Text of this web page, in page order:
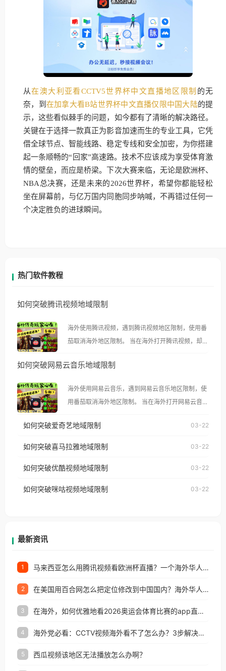
从在澳大利亚看CCTV5世界杯中文直播地区限制 的无
奈，到 在加拿大看B站世界杯中文直播仅限中国大陆的提
示，这些看似棘手的问题，如今都有了清晰的解决路径。
关键在于选择一款真正为影音加速而生的专业工具，它凭
借全球节点、智能线路、稳定专线和安全加密，为你搭建
起一条顺畅的“回家”高速路。技术不应该成为享受体育激
情的壁垒，而应是桥梁。下次大赛来临，无论是欧洲杯、
NBA总决赛，还是未来的2026世界杯，希望你都能轻松
坐在屏幕前，与亿万国内同胞同步呐喊，不再错过任何一
个决定胜负的进球瞬间。
热门软件教程
如何突破腾讯视频地域限制
海外使用腾讯视频，遇到腾讯视频地区限制，使用番
茄取消海外地区限制。 当在海外打开腾讯视频，却突
示语。 海外用户如香港、澳门、台湾、美国、加拿
像其他音乐平台一样，出现地区及版权限制问题，且
仅能在中国大陆地区播放。 遇到这个问题的朋友们，
使用番茄回国加速器，即可解决「海外用户收听腾讯
台湾、美国、加拿大、澳大利亚、欧洲等国家和地区
权限制所困扰。
如何突破网易云音乐地域限制
海外使用网易云音乐，遇到网易云音乐地区限制，使
用番茄取消海外地区限制。 当在海外打开网易云音
播放”的提示语。 海外用户如香港、澳门、台湾、美
国、加拿大、澳大利亚、欧洲等国家和地区时，网易
制问题，且仅能在中国大陆地区播放。 遇到这个问题
户收听网易云音乐地区版权限制」的问题，无论人在
如何突破爱奇艺地域限制 03-22
如何突破喜马拉雅地域限制 03-22
如何突破优酷视频地域限制 03-22
如何突破咪咕视频地域限制 03-22
最新资讯
1 马来西亚怎么用腾讯视频看欧洲杯直播？一个海外华人的真实困扰与破解
2 在美国用百合网怎么把定位修改到中国国内？海外华人必备的回国加速指南
3 在海外，如何优雅地看2026奥运会体育比赛的app直播？
4 海外党必看：CCTV视频海外看不了怎么办？3步解决地区限制+追剧自由
5 西瓜视频该地区无法播放怎么办啊？